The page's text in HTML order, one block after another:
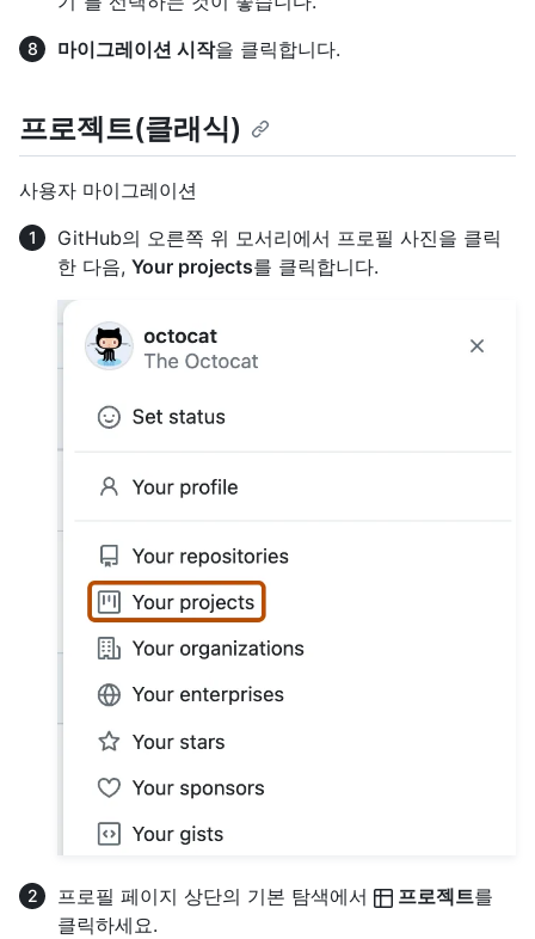
마이그레이션 시작을 클릭합니다.
프로젝트(클래식)
사용자 마이그레이션
GitHub의 오른쪽 위 모서리에서 프로필 사진을 클릭
한 다음, Your projects를 클릭합니다.
프로필 페이지 상단의 기본 탐색에서 프로젝트를
클릭하세요.